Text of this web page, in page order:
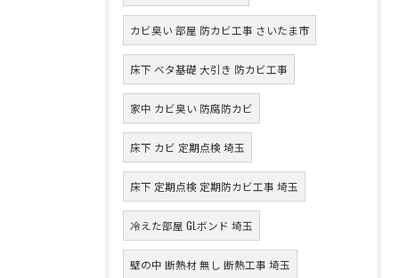
カビ臭い 部屋 防カビ工事 さいたま市
床下 ベタ基礎 大引き 防カビ工事
家中 カビ臭い 防腐防カビ
床下 カビ 定期点検 埼玉
床下 定期点検 定期防カビ工事 埼玉
冷えた部屋 GLボンド 埼玉
壁の中 断熱材 無し 断熱工事 埼玉